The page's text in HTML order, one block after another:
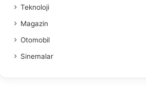
Teknoloji
Magazin
Otomobil
Sinemalar